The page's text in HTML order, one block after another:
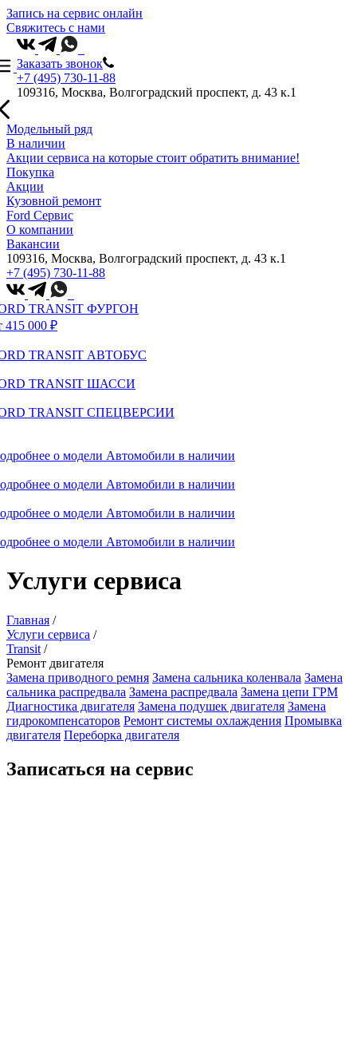
Запись на сервис онлайн
Свяжитесь с нами
Заказать звонок
+7 (495) 730-11-88
109316, Москва, Волгоградский проспект, д. 43 к.1
Модельный ряд
В наличии
Акции сервиса на которые стоит обратить внимание!
Покупка
Акции
Кузовной ремонт
Ford Сервис
О компании
Вакансии
109316, Москва, Волгоградский проспект, д. 43 к.1
+7 (495) 730-11-88
TRANSIT ФУРГОН
415 000 ₽
TRANSIT АВТОБУС
TRANSIT ШАССИ
TRANSIT СПЕЦВЕРСИИ
о модели Автомобили в наличии
о модели Автомобили в наличии
о модели Автомобили в наличии
о модели Автомобили в наличии
Услуги сервиса
Главная /
Услуги сервиса /
Transit /
Ремонт двигателя
Замена приводного ремня Замена сальника коленвала Замена
сальника распредвала Замена распредвала Замена цепи ГРМ
Диагностика двигателя Замена подушек двигателя Замена
гидрокомпенсаторов Ремонт системы охлаждения Промывка
двигателя Переборка двигателя
Записаться на сервис